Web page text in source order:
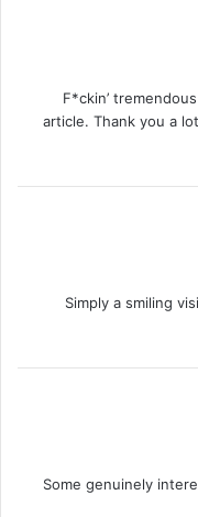
F*ckin’
article. Thank you a
Simply a smiling
Some genuinely